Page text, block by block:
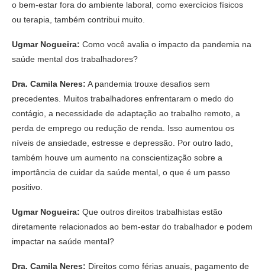
o bem-estar fora do ambiente laboral, como exercícios físicos
ou terapia, também contribui muito.
Ugmar Nogueira: Como você avalia o impacto da pandemia na
saúde mental dos trabalhadores?
Dra. Camila Neres: A pandemia trouxe desafios sem
precedentes. Muitos trabalhadores enfrentaram o medo do
contágio, a necessidade de adaptação ao trabalho remoto, a
perda de emprego ou redução de renda. Isso aumentou os
níveis de ansiedade, estresse e depressão. Por outro lado,
também houve um aumento na conscientização sobre a
importância de cuidar da saúde mental, o que é um passo
positivo.
Ugmar Nogueira: Que outros direitos trabalhistas estão
diretamente relacionados ao bem-estar do trabalhador e podem
impactar na saúde mental?
Dra. Camila Neres: Direitos como férias anuais, pagamento de